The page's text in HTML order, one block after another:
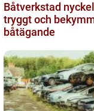
Båtverkstad nyckeln till
tryggt och
båtägande